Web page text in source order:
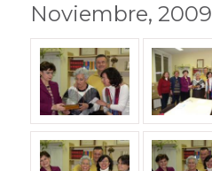
Noviembre, 2009